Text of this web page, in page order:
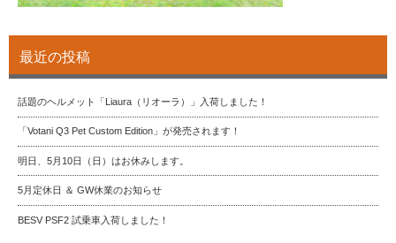
最近の投稿
話題のヘルメット「Liaura（リオーラ）」入荷しました！
「Votani Q3 Pet Custom Edition」が発売されます！
明日、5月10日（日）はお休みします。
5月定休日 ＆ GW休業のお知らせ
BESV PSF2 試乗車入荷しました！